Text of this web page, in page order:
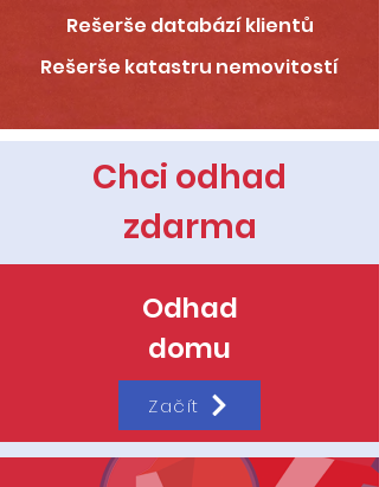
Rešerše databází klientů
Rešerše katastru nemovitostí
Chci odhad
zdarma
Odhad
domu
Začít